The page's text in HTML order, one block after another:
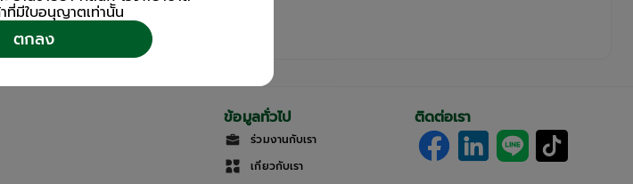
ข้อมูลทั่วไป
ร่วมงานกับเรา
เกี่ยวกับเรา
ติดต่อเรา
ที่มีใบอนุญาตเท่านััน
ตกลง